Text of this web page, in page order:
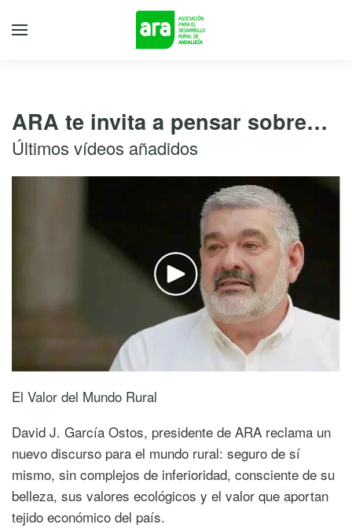
ARA te invita a pensar sobre…
Últimos vídeos añadidos
El Valor del Mundo Rural
David J. García Ostos, presidente de ARA reclama un
nuevo discurso para el mundo rural: seguro de sí
mismo, sin complejos de inferioridad, consciente de su
belleza, sus valores ecológicos y el valor que aportan
tejido económico del país.